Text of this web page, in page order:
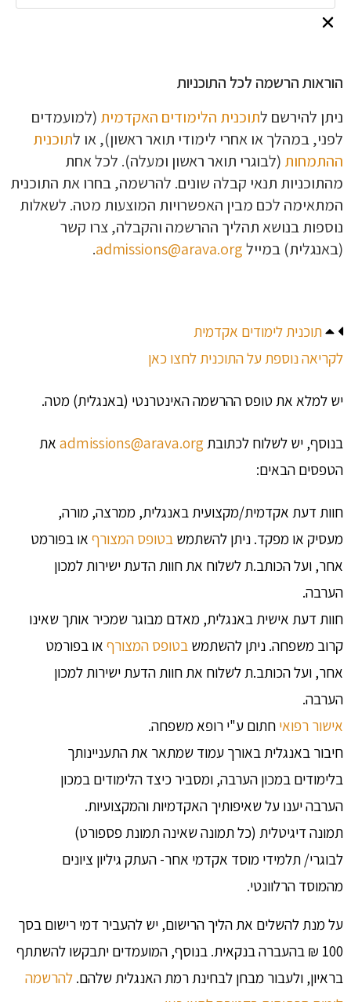
הוראות הרשמה לכל התוכניות
ניתן להירשם לתוכנית הלימודים האקדמית (למועמדים
לפני, במהלך או אחרי לימודי תואר ראשון), או לתוכנית
ההתמחות (לבוגרי תואר ראשון ומעלה). לכל אחת
מהתוכניות תנאי קבלה שונים. להרשמה, בחרו את התוכנית
המתאימה לכם מבין האפשרויות המוצעות מטה. לשאלות
נוספות בנושא תהליך ההרשמה והקבלה, צרו קשר
(באנגלית) במיילadmissions@arava.org
.
תוכנית לימודים אקדמית
לקריאה נוספת על התוכנית לחצו כאן
יש למלא את טופס ההרשמה האינטרנטי (באנגלית) מטה.
בנוסף, יש לשלוח לכתובת admissions@arava.org את
הטפסים הבאים:
חוות דעת אקדמית/מקצועית באנגלית, ממרצה, מורה,
מעסיק או מפקד. ניתן להשתמש בטופס המצורף או בפורמט
אחר, ועל הכותב.ת לשלוח את חוות הדעת ישירות למכון
הערבה.
חוות דעת אישית באנגלית, מאדם מבוגר שמכיר אותך שאינו
קרוב משפחה. ניתן להשתמש בטופס המצורף או בפורמט
אחר, ועל הכותב.ת לשלוח את חוות הדעת ישירות למכון
הערבה.
אישור רפואי חתום ע"י רופא משפחה.
חיבור באנגלית באורך עמוד שמתאר את התעניינותך
בלימודים במכון הערבה, ומסביר כיצד הלימודים במכון
הערבה יענו על שאיפותיך האקדמיות והמקצועיות.
תמונה דיגיטלית (כל תמונה שאינה תמונת פספורט)
לבוגרי/ תלמידי מוסד אקדמי אחר- העתק גיליון ציונים
מהמוסד הרלוונטי.
על מנת להשלים את הליך הרישום, יש להעביר דמי רישום בסך
100 ₪ בהעברה בנקאית. בנוסף, המועמדים יתבקשו להשתתף
בראיון, ולעבור מבחן לבחינת רמת האנגלית שלהם. להרשמה